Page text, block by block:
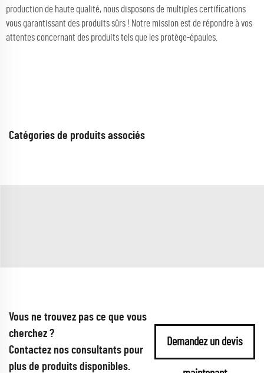
production de haute qualité, nous disposons de multiples certifications
vous garantissant des produits sûrs ! Notre mission est de répondre à vos
attentes concernant des produits tels que les protège-épaules.
Catégories de produits associés
Vous ne trouvez pas ce que vous
cherchez ?
Contactez nos consultants pour
plus de produits disponibles.
Demandez un devis